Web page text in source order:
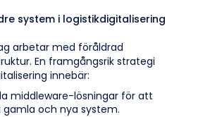
system i logistikdigitalisering
arbetar med föråldrad
En framgångsrik strategi
innebär:
middleware-lösningar för att
gamla och nya system.